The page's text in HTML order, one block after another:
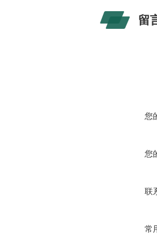
留
您
您
联
常